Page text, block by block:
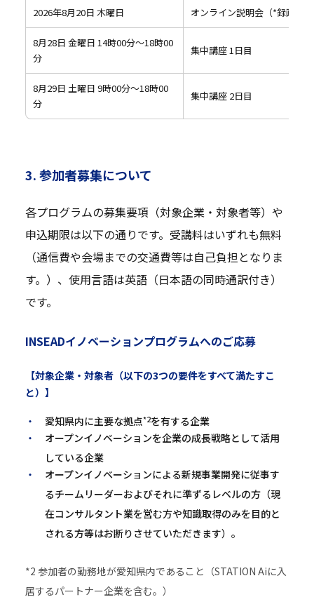
2026年8月20日 木曜日 オンライン説明会（*録画視
8月28日 金曜日 14時00分～18時00
分
集中講座 1日目
8月29日 土曜日 9時00分～18時00
分
集中講座 2日目
3. 参加者募集について
各プログラムの募集要項（対象企業・対象者等）や
申込期限は以下の通りです。受講料はいずれも無料
（通信費や会場までの交通費等は自己負担となりま
す。）、使用言語は英語（日本語の同時通訳付き）
です。
INSEADイノベーションプログラムへのご応募
【対象企業・対象者（以下の3つの要件をすべて満たすこ
と）】
愛知県内に主要な拠点*2を有する企業
オープンイノベーションを企業の成長戦略として活用
している企業
オープンイノベーションによる新規事業開発に従事す
るチームリーダーおよびそれに準ずるレベルの方（現
在コンサルタント業を営む方や知識取得のみを目的と
される方等はお断りさせていただきます）。
*2 参加者の勤務地が愛知県内であること（STATION Aiに入
居するパートナー企業を含む。）